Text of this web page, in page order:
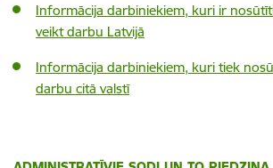
Informācija darbiniekiem, kuri ir
veikt darbu Latvijā
Informācija darbiniekiem, kuri tiek
darbu citā valstī